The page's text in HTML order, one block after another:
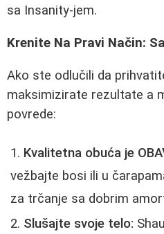
sa Insanity-jem.
Krenite Na Pravi Način:
Ako ste odlučili da
maksimizirate rezultate a
povrede:
Kvalitetna obuća je
vežbajte bosi ili u
za trčanje sa dobrim
Slušajte svoje telo: